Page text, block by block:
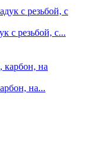
с резьбой, с...
на...